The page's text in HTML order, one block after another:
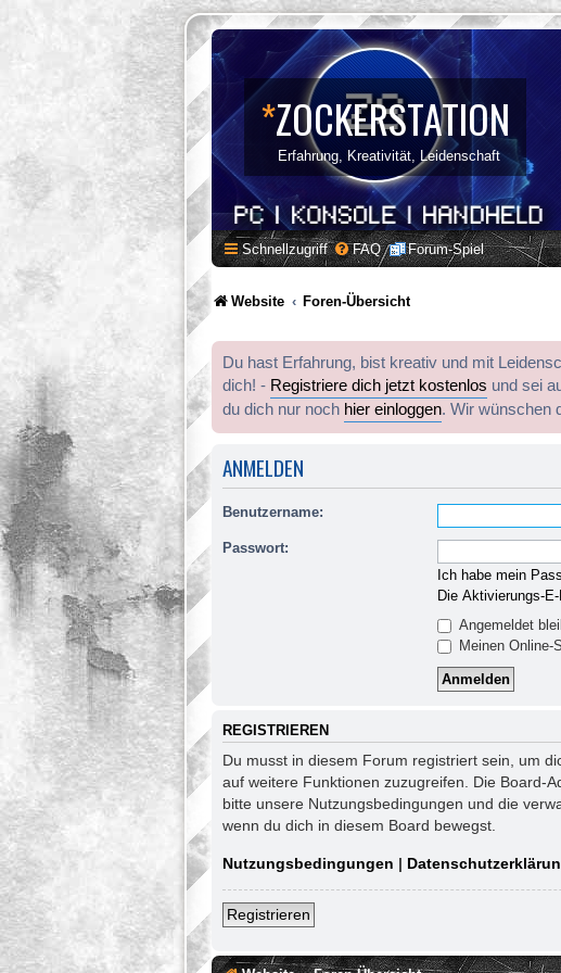
*ZOCKERSTATION
Erfahrung, Kreativität, Leidenschaft
Schnellzugriff FAQ Forum-Spiel
Website Foren-Übersicht
Du hast Erfahrung, bist kreativ und mit
dich! - Registriere dich jetzt kostenlos und sei
du dich nur noch hier einloggen. Wir wünschen
ANMELDEN
Benutzername:
Passwort:
Ich habe mein
Die Aktivierungs-
Angemeldet
Meinen Online-
REGISTRIEREN
Du musst in diesem Forum registriert sein, um
auf weitere Funktionen zuzugreifen. Die Board-
bitte unsere Nutzungsbedingungen und die
wenn du dich in diesem Board bewegst.
Nutzungsbedingungen |
Registrieren